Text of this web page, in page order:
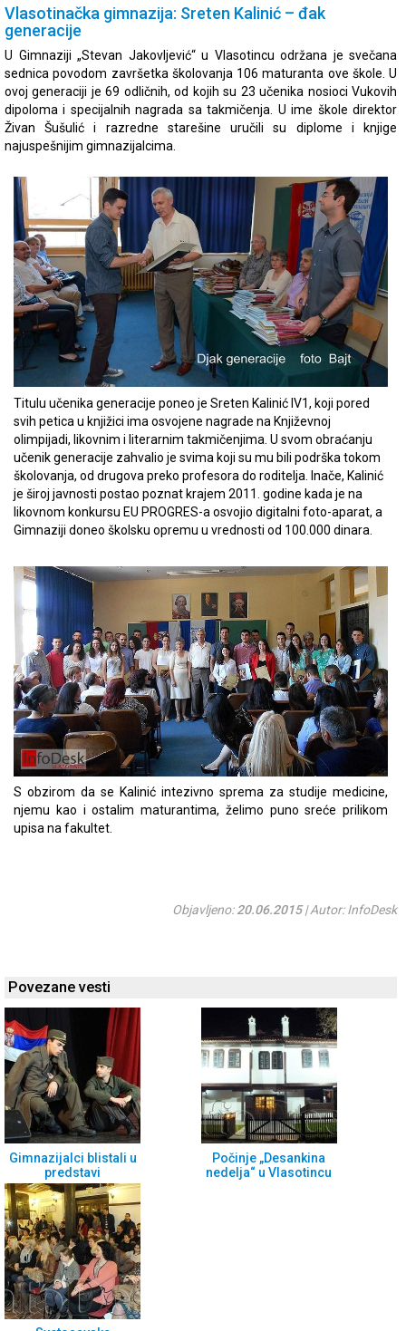
Vlasotinačka gimnazija: Sreten Kalinić – đak
generacije
U Gimnaziji „Stevan Jakovljević“ u Vlasotincu održana je svečana
sednica povodom završetka školovanja 106 maturanta ove škole. U
ovoj generaciji je 69 odličnih, od kojih su 23 učenika nosioci Vukovih
dipoloma i specijalnih nagrada sa takmičenja. U ime škole direktor
Živan Šušulić i razredne starešine uručili su diplome i knjige
najuspešnijim gimnazijalcima.
Titulu učenika generacije poneo je Sreten Kalinić IV1, koji pored
svih petica u knjižici ima osvojene nagrade na Književnoj
olimpijadi, likovnim i literarnim takmičenjima. U svom obraćanju
učenik generacije zahvalio je svima koji su mu bili podrška tokom
školovanja, od drugova preko profesora do roditelja. Inače, Kalinić
je široj javnosti postao poznat krajem 2011. godine kada je na
likovnom konkursu EU PROGRES-a osvojio digitalni foto-aparat, a
Gimnaziji doneo školsku opremu u vrednosti od 100.000 dinara.
S obzirom da se Kalinić intezivno sprema za studije medicine,
njemu kao i ostalim maturantima, želimo puno sreće prilikom
upisa na fakultet.
Objavljeno:20.06.2015| Autor: InfoDesk
Povezane vesti
Gimnazijalci blistali u
predstavi
Počinje „Desankina
nedelja“ u Vlasotincu